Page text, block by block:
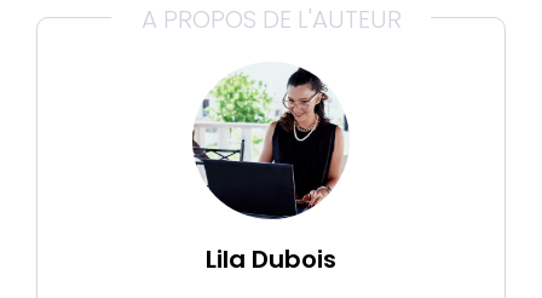
A PROPOS DE L'AUTEUR
Lila Dubois